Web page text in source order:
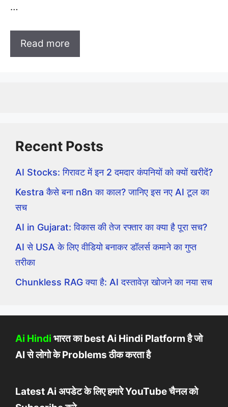
…
Read more
Recent Posts
AI Stocks: गिरावट में इन 2 दमदार कंपनियों को क्यों खरीदें?
Kestra कैसे बना n8n का काल? जानिए इस नए AI टूल का
सच
AI in Gujarat: विकास की तेज रफ्तार का क्या है पूरा सच?
AI से USA के लिए वीडियो बनाकर डॉलर्स कमाने का गुप्त
तरीका
Chunkless RAG क्या है: AI दस्तावेज़ खोजने का नया सच
Ai Hindi भारत का best Ai Hindi Platform है जो
AI से लोगो के Problems ठीक करता है
Latest Ai अपडेट के लिए हमारे YouTube चैनल को